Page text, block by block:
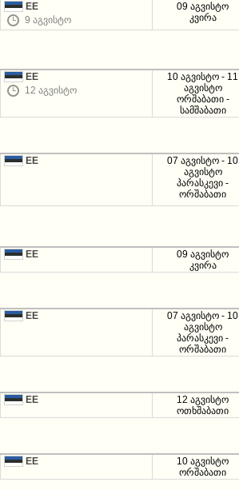
EE
9 აგვისტო
09 აგვისტო
კვირა
EE
12 აგვისტო
10 აგვისტო - 11
აგვისტო
ორშაბათი -
სამშაბათი
EE
07 აგვისტო - 10
აგვისტო
პარასკევი -
ორშაბათი
EE
09 აგვისტო
კვირა
EE
07 აგვისტო - 10
აგვისტო
პარასკევი -
ორშაბათი
EE
12 აგვისტო
ოთხშაბათი
EE
10 აგვისტო
ორშაბათი